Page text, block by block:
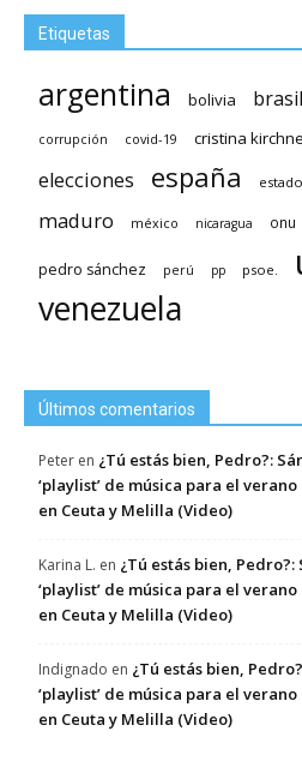
Etiquetas
argentina bolivia brasil
corrupción covid-19 cristina
elecciones españa
maduro méxico nicaragua onu
pedro sánchez perú pp psoe.
venezuela
Últimos comentarios
Peter en ¿Tú estás bien, Pedro?:
‘playlist’ de música para el
en Ceuta y Melilla (Video)
Karina L. en ¿Tú estás bien,
‘playlist’ de música para el
en Ceuta y Melilla (Video)
Indignado en ¿Tú estás bien,
‘playlist’ de música para el
en Ceuta y Melilla (Video)